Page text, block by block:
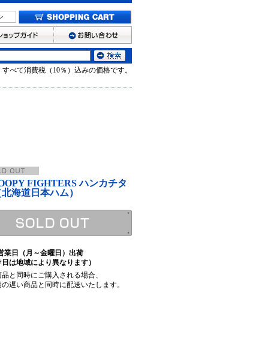
べて消費税（10％）込みの価格です。
FIGHTERS ハンカチタ
海道日本ハム）
業日（月～金曜日）出荷
日は地域により異なります）
と同時にご購入される場合、
遅い商品と同時に配送いたします。